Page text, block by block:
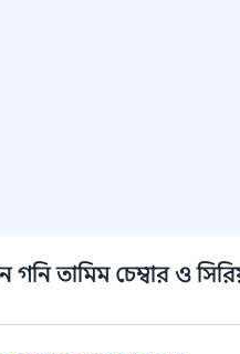
তামিম চেম্বার ও